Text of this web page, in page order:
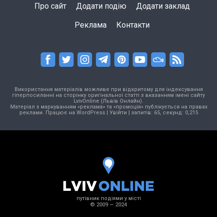
Про сайт Додати подію Додати заклад
Реклама Контакти
Використання матеріалів можливе при відкритому для індексування
гіперпосиланні на сторінку оригінальної статті з вказанням імені сайту
LvivOnline (Львів Онлайн).
Матеріал з маркуванням «реклама» та «промоція» публікується на правах
реклами. Працює на WordPress| Увійти | запитів: 65, секунд: 0,215
путівник подіями у місті
© 2009 — 2024